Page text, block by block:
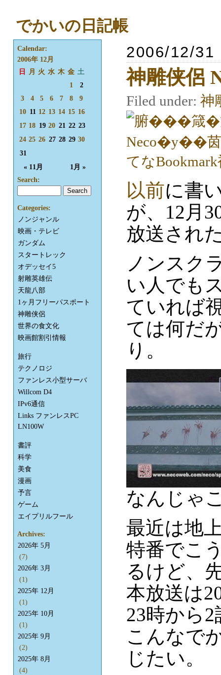
でかいの日記帳
2006/12/31
神雕侠侶
Filed under: 神
以前に書
が、12月
放送され
ノンスク
い人でも
ていれば
ては何だ
り。
なんじゃ
最近は地
特番でこ
るけど、
本放送は
23時から
こんなで
じたい。
Calendar:
2006年 12月
日
月 火 水 木 金 土
« 11月 1月 »
1
2
3
4 5 6 7 8
9
10 11 12 13 14 15 16
17 18 19 20 21 22 23
24 25 26 27 28 29 30
31
Search:
Categories:
ノンジャンル
映画・テレビ
ガンダム
スタートレック
オデッセイ5
射雕英雄伝
天龍八部
1ヶ月フリーパスポート
神雕侠侶
世界の食文化
映画館割引情報
旅行
テクノロジ
ファンレス小型サーバ
Willcom D4
IPv6通信
Links ファンレスPC
LN100W
書評
科学
美食
漫画
予言
ゲーム
エイプリルフール
Archives:
2026年 5月
(7)
2026年 3月
(1)
2025年 12月
(1)
2025年 10月
(1)
2025年 9月
(2)
2025年 8月
(4)